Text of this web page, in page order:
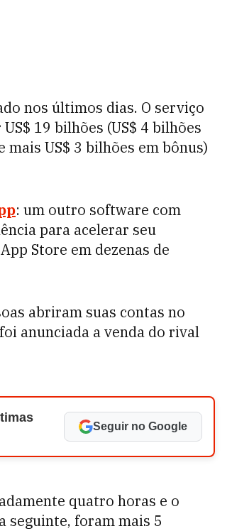
nos últimos dias. O serviço
19 bilhões (US$ 4 bilhões
mais US$ 3 bilhões em bônus)
: um outro software com
para acelerar seu
Store em dezenas de
abriram suas contas no
anunciada a venda do rival
Seguir no Google
quatro horas e o
seguinte, foram mais 5